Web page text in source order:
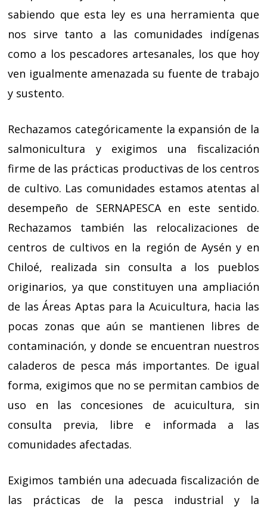
sabiendo que esta ley es una herramienta que
nos sirve tanto a las comunidades indígenas
como a los pescadores artesanales, los que hoy
ven igualmente amenazada su fuente de trabajo
y sustento.
Rechazamos categóricamente la expansión de la
salmonicultura y exigimos una fiscalización
firme de las prácticas productivas de los centros
de cultivo. Las comunidades estamos atentas al
desempeño de SERNAPESCA en este sentido.
Rechazamos también las relocalizaciones de
centros de cultivos en la región de Aysén y en
Chiloé, realizada sin consulta a los pueblos
originarios, ya que constituyen una ampliación
de las Áreas Aptas para la Acuicultura, hacia las
pocas zonas que aún se mantienen libres de
contaminación, y donde se encuentran nuestros
caladeros de pesca más importantes. De igual
forma, exigimos que no se permitan cambios de
uso en las concesiones de acuicultura, sin
consulta previa, libre e informada a las
comunidades afectadas.
Exigimos también una adecuada fiscalización de
las prácticas de la pesca industrial y la